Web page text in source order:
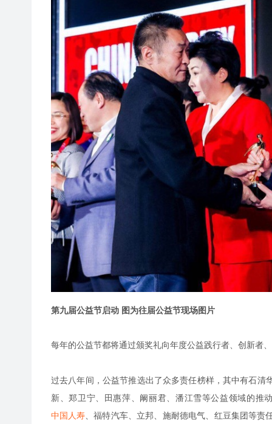
第九届公益节启动 图为往届公益节现场图片
每年的公益节都将通过颁奖礼向年度公益践行者、创新者
过去八年间，公益节推选出了众多责任榜样，其中有石
新、郑卫宁、田惠萍、阚丽君、潘江雪等公益领域的推
中国人寿、福特汽车、立邦、施耐德电气、红豆集团等责